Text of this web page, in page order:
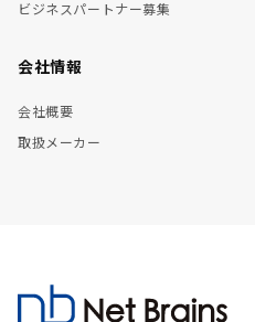
ビジネスパートナー募集
会社情報
会社概要
取扱メーカー